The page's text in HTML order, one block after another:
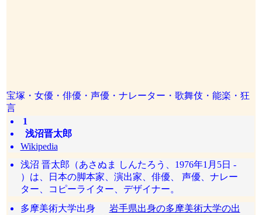
宝塚・女優・俳優・声優・ナレーター・歌舞伎・能楽・狂
言
1
浅沼晋太郎
Wikipedia
浅沼 晋太郎（あさぬま しんたろう、1976年1月5日 -
）は、日本の脚本家、演出家、俳優、 声優、ナレー
ター、コピーライター、デザイナー。
多摩美術大学出身 岩手県出身の多摩美術大学の出